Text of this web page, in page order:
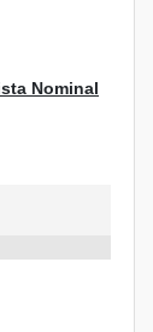
Nominal